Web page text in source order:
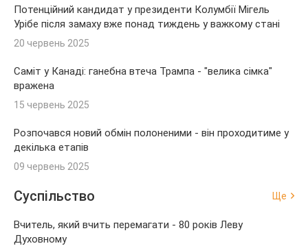
Потенційний кандидат у президенти Колумбії Мігель
Урібе після замаху вже понад тиждень у важкому стані
20 червень 2025
Саміт у Канаді: ганебна втеча Трампа - "велика сімка"
вражена
15 червень 2025
Розпочався новий обмін полоненими - він проходитиме у
декілька етапів
09 червень 2025
Суспільство Ще
Вчитель, який вчить перемагати - 80 років Леву
Духовному